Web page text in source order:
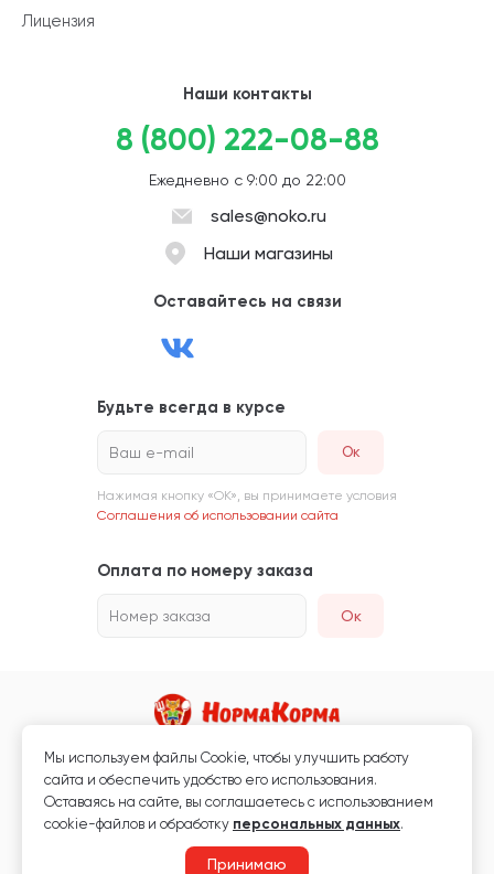
Лицензия
Наши контакты
8 (800) 222-08-88
Ежедневно с 9:00 до 22:00
sales@noko.ru
Наши магазины
Оставайтесь на связи
Будьте всегда в курсе
Ваш e-mail
Нажимая кнопку «ОК», вы принимаете условия
Соглашения об использовании сайта
Оплата по номеру заказа
Номер заказа Ок
Магазин кормов для животных и ветаптека
Любая информация, размещённая на сайте, не является публичной
офертой.
Мы используем файлы Сookie, чтобы улучшить работу
сайта и обеспечить удобство его использования.
Оставаясь на сайте, вы соглашаетесь с использованием
cookie-файлов и обработку персональных данных.
Принимаю